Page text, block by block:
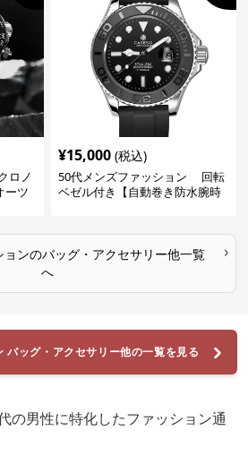
ロノ
ーツ
¥15,000 (税込)
50代メンズファッション 回転
ベゼル付き【自動巻き防水腕時
ョンのバッグ・アクセサリー他一覧
へ
›
バッグ・アクセサリー他の一覧を見る
の男性に特化したファッション通